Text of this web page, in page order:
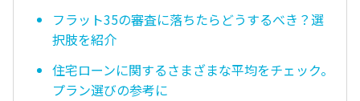
フラット35の審査に落ちたらどうするべき？選
択肢を紹介
住宅ローンに関するさまざまな平均をチェック。
プラン選びの参考に